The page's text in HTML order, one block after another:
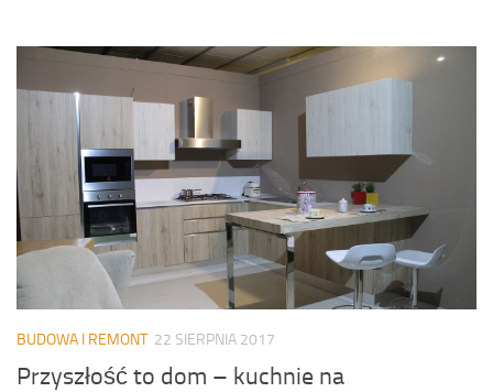
BUDOWA I REMONT 22 SIERPNIA 2017
Przyszłość to dom – kuchnie na